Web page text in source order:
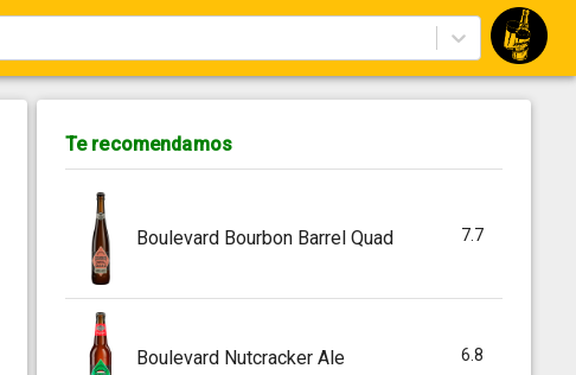
Te recomendamos
Boulevard Bourbon Barrel Quad 7.7
Boulevard Nutcracker Ale 6.8